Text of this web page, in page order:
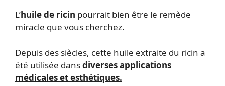
L’huile de ricin pourrait bien être le remède
miracle que vous cherchez.
Depuis des siècles, cette huile extraite du ricin a
été utilisée dansdiverses applications
médicales et esthétiques.